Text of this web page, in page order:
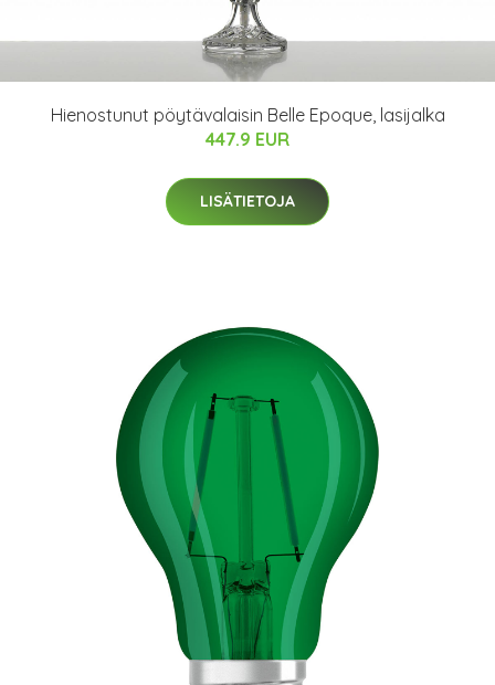
Hienostunut pöytävalaisin Belle Epoque, lasijalka
447.9 EUR
LISÄTIETOJA